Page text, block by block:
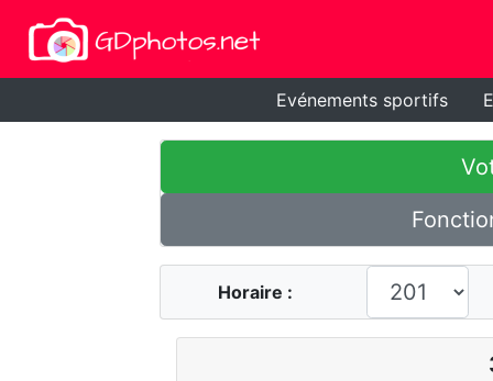
Evénements sportifs
Horaire :